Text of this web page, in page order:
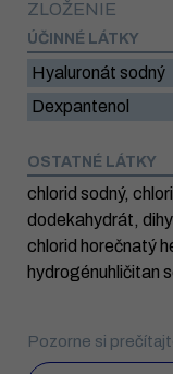
ZLOŽENIE
ÚČINNÉ LÁTKY
Hyaluronát sodný
Dexpantenol
OSTATNÉ LÁTKY
chlorid sodný,
dodekahydrát,
chlorid horečnatý
hydrogénuhličitan
Pozorne si